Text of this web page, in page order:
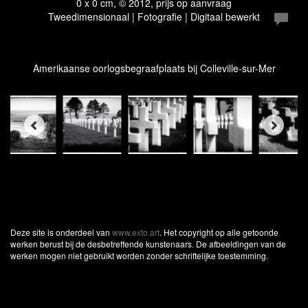
0 x 0 cm, © 2012, prijs op aanvraag
Tweedimensionaal | Fotografie | Digitaal bewerkt
Amerikaanse oorlogsbegraafplaats bij Colleville-sur-Mer
Deze site is onderdeel van www.exto.art. Het copyright op alle getoonde
werken berust bij de desbetreffende kunstenaars. De afbeeldingen van de
werken mogen niet gebruikt worden zonder schriftelijke toestemming.